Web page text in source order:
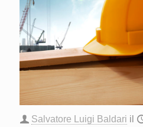
Salvatore Luigi Baldari il